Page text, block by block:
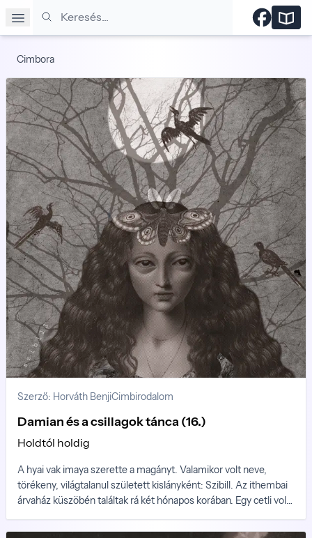
Cimbora
Szerző: Horváth BenjiCimbirodalom
Damian és a csillagok tánca (16.)
Holdtól holdig
A hyai vak imaya szerette a magányt. Valamikor volt neve,
törékeny, világtalanul született kislányként: Szibill. Az ithembai
árvaház küszöbén találtak rá két hónapos korában. Egy cetli volt
és messzire lát. Egyetlen tűpontos emléke volt azelőttről: